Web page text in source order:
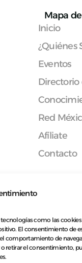
como las
El consentimiento de
comportamiento de
retirar el consentimiento,
Mapa
Inicio
¿Quiénes
Eventos
Directorio
Red
Afíliate
Contacto